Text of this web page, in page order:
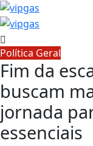
Política Geral
Fim da
buscam
jornada
essenciais